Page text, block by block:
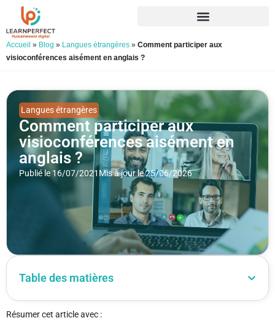
Accueil » Blog » Langues étrangères » Comment participer aux
visioconférences aisément en anglais ?
Langues étrangères
Comment participer aux
visioconférences aisément en
anglais ?
Publié le 16/07/2021 Mis à jour le 25/06/2026
Table des matières
Résumer cet article avec :